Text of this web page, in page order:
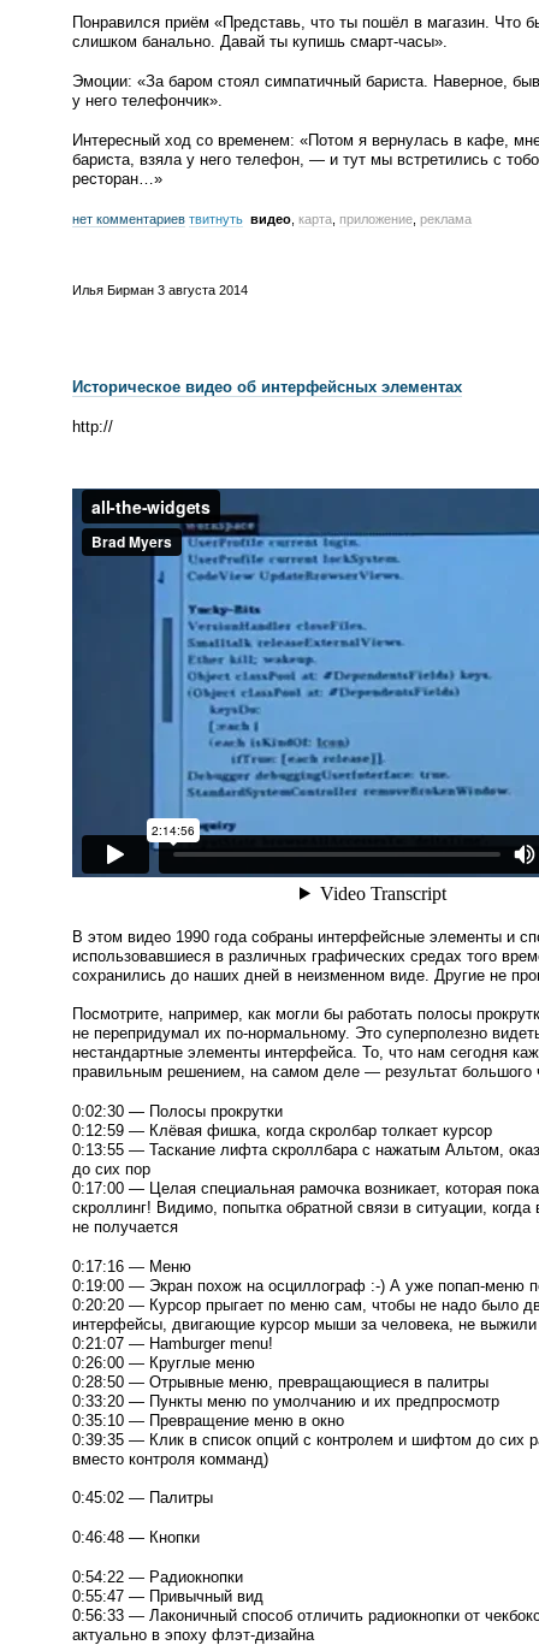
Понравился приём «Представь, что ты пошёл в магазин. Что
слишком банально. Давай ты купишь смарт-часы».
Эмоции: «За баром стоял симпатичный бариста. Наверное,
у него телефончик».
Интересный ход со временем: «Потом я вернулась в кафе,
бариста, взяла у него телефон, — и тут мы встретились с
ресторан…»
нет комментариев твитнуть видео карта приложение реклама
Илья Бирман 3 августа 2014
Историческое видео об интерфейсных элементах
http://
В этом видео 1990 года собраны интерфейсные элементы и
использовавшиеся в различных графических средах того
сохранились до наших дней в неизменном виде. Другие не
Посмотрите, например, как могли бы работать полосы
не перепридумал их по-нормальному. Это суперполезно
нестандартные элементы интерфейса. То, что нам сегодня
правильным решением, на самом деле — результат большого
0:02:30 — Полосы прокрутки
0:12:59 — Клёвая фишка, когда скролбар толкает курсор
0:13:55 — Таскание лифта скроллбара с нажатым Альтом,
до сих пор
0:17:00 — Целая специальная рамочка возникает, которая
скроллинг! Видимо, попытка обратной связи в ситуации, когда
не получается
0:17:16 — Меню
0:19:00 — Экран похож на осциллограф :-) А уже попап-меню
0:20:20 — Курсор прыгает по меню сам, чтобы не надо было
интерфейсы, двигающие курсор мыши за человека, не выжили
0:21:07 — Hamburger menu!
0:26:00 — Круглые меню
0:28:50 — Отрывные меню, превращающиеся в палитры
0:33:20 — Пункты меню по умолчанию и их предпросмотр
0:35:10 — Превращение меню в окно
0:39:35 — Клик в список опций с контролем и шифтом до сих
вместо контроля комманд)
0:45:02 — Палитры
0:46:48 — Кнопки
0:54:22 — Радиокнопки
0:55:47 — Привычный вид
0:56:33 — Лаконичный способ отличить радиокнопки от
актуально в эпоху флэт-дизайна